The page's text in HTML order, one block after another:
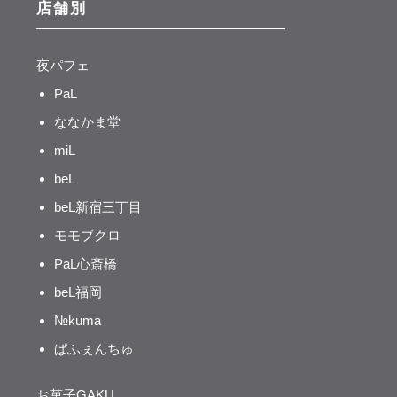
店舗別
夜パフェ
PaL
ななかま堂
miL
beL
beL新宿三丁目
モモブクロ
PaL心斎橋
beL福岡
№kuma
ぱふぇんちゅ